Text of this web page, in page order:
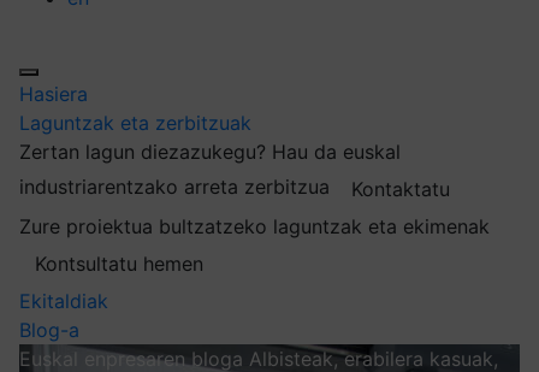
Hasiera
Laguntzak eta zerbitzuak
Zertan lagun diezazukegu? Hau da euskal
industriarentzako arreta zerbitzua
Kontaktatu
Zure proiektua bultzatzeko laguntzak eta ekimenak
Kontsultatu hemen
Ekitaldiak
Blog-a
Euskal enpresaren bloga Albisteak, erabilera kasuak,